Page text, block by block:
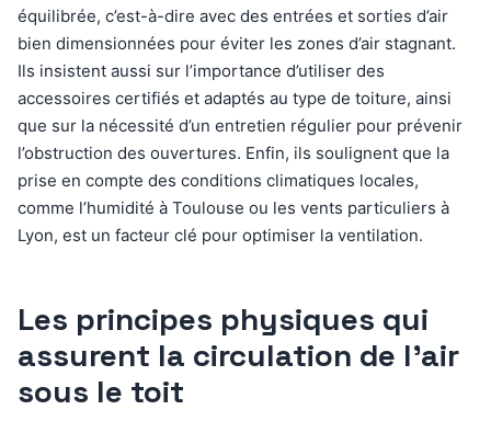
équilibrée, c’est-à-dire avec des entrées et sorties d’air
bien dimensionnées pour éviter les zones d’air stagnant.
Ils insistent aussi sur l’importance d’utiliser des
accessoires certifiés et adaptés au type de toiture, ainsi
que sur la nécessité d’un entretien régulier pour prévenir
l’obstruction des ouvertures. Enfin, ils soulignent que la
prise en compte des conditions climatiques locales,
comme l’humidité à Toulouse ou les vents particuliers à
Lyon, est un facteur clé pour optimiser la ventilation.
Les principes physiques qui
assurent la circulation de l’air
sous le toit